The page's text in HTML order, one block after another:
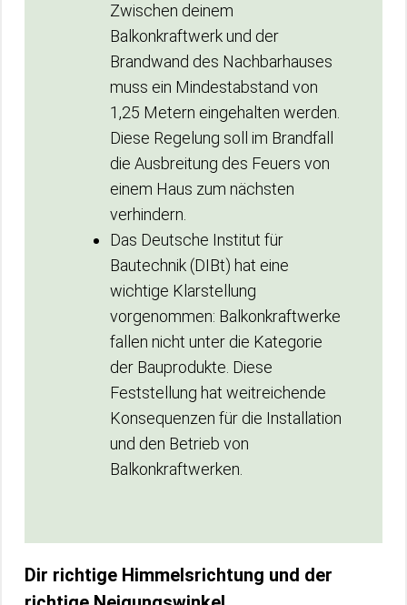
Zwischen deinem
Balkonkraftwerk und der
Brandwand des Nachbarhauses
muss ein Mindestabstand von
1,25 Metern eingehalten werden.
Diese Regelung soll im Brandfall
die Ausbreitung des Feuers von
einem Haus zum nächsten
verhindern.
Das Deutsche Institut für
Bautechnik (DIBt) hat eine
wichtige Klarstellung
vorgenommen: Balkonkraftwerke
fallen nicht unter die Kategorie
der Bauprodukte. Diese
Feststellung hat weitreichende
Konsequenzen für die Installation
und den Betrieb von
Balkonkraftwerken.
Dir richtige Himmelsrichtung und der